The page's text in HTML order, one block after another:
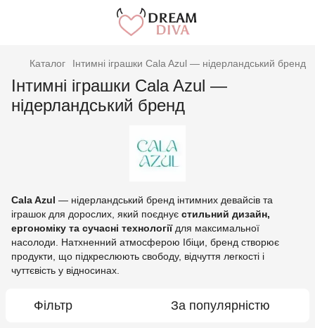
Каталог Інтимні іграшки Cala Azul — нідерландський бренд
Інтимні іграшки Cala Azul —
нідерландський бренд
Cala Azul — нідерландський бренд інтимних девайсів та
іграшок для дорослих, який поєднує стильний дизайн,
ергономіку та сучасні технологіїдля максимальної
насолоди. Натхненний атмосферою Ібіци, бренд створює
продукти, що підкреслюють свободу, відчуття легкості і
чуттєвість у відносинах.
Фільтр За популярністю